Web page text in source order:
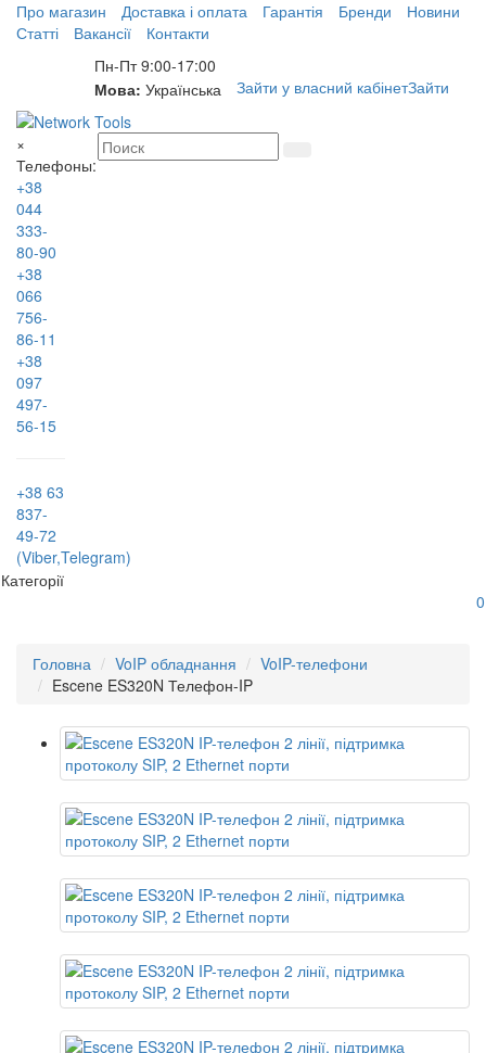
Про магазин Доставка і оплата Гарантія Бренди
Новини
Статті
Вакансії
Контакти
Пн-Пт 9:00-17:00
Мова: Українська Зайти у власний кабінетЗайти
×
Телефоны:
+38
044
333-
80-90
+38
066
756-
86-11
+38
097
497-
56-15
+38 63
837-
49-72
(Viber,Telegram)
Категорії
0
Головна VoIP обладнання
VoIP-телефони
Escene ES320N Телефон-IP